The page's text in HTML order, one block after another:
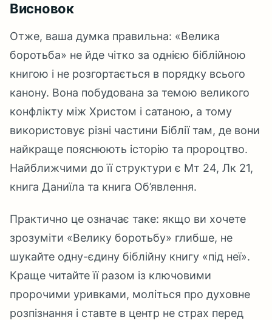
Висновок
Отже, ваша думка правильна: «Велика
боротьба» не йде чітко за однією біблійною
книгою і не розгортається в порядку всього
канону. Вона побудована за темою великого
конфлікту між Христом і сатаною, а тому
використовує різні частини Біблії там, де вони
найкраще пояснюють історію та пророцтво.
Найближчими до її структури є Мт 24, Лк 21,
книга Даниїла та книга Об’явлення.
Практично це означає таке: якщо ви хочете
зрозуміти «Велику боротьбу» глибше, не
шукайте одну-єдину біблійну книгу «під неї».
Краще читайте її разом із ключовими
пророчими уривками, моліться про духовне
розпізнання і ставте в центр не страх перед